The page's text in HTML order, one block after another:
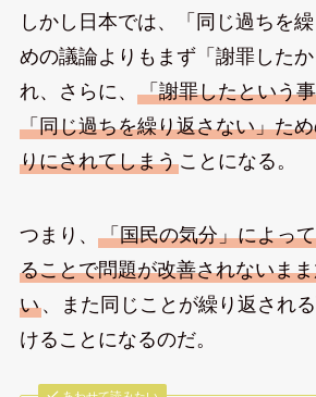
しかし日本では、「同じ過ちを
めの議論よりもまず「謝罪した
れ、さらに、 「謝罪したという
「同じ過ちを繰り返さない」た
りにされてしまうことになる。
つまり、 「国民の気分」によっ
ることで問題が改善されないま
い、また同じことが繰り返され
けることになるのだ。